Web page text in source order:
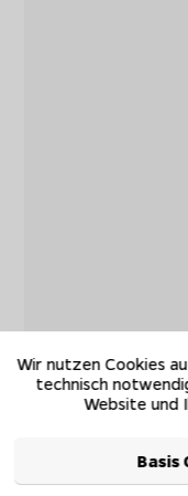
Wir nutzen Cookies
technisch
Website und
Basis